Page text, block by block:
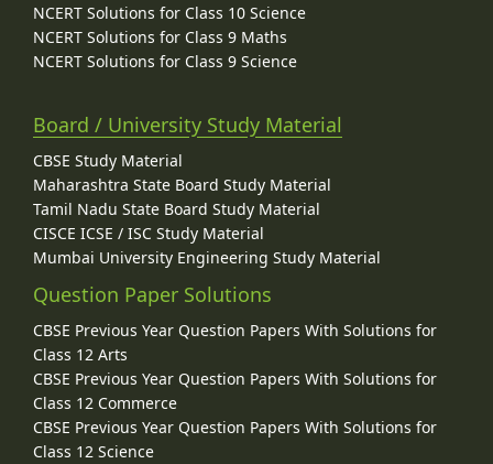
NCERT Solutions for Class 10 Science
NCERT Solutions for Class 9 Maths
NCERT Solutions for Class 9 Science
Board / University Study Material
CBSE Study Material
Maharashtra State Board Study Material
Tamil Nadu State Board Study Material
CISCE ICSE / ISC Study Material
Mumbai University Engineering Study Material
Question Paper Solutions
CBSE Previous Year Question Papers With Solutions for
Class 12 Arts
CBSE Previous Year Question Papers With Solutions for
Class 12 Commerce
CBSE Previous Year Question Papers With Solutions for
Class 12 Science